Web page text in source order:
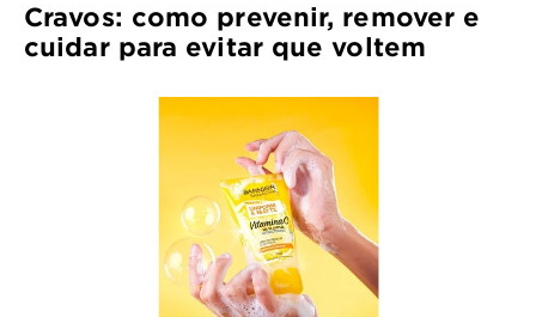
Cravos: como prevenir, remover e
cuidar para evitar que voltem